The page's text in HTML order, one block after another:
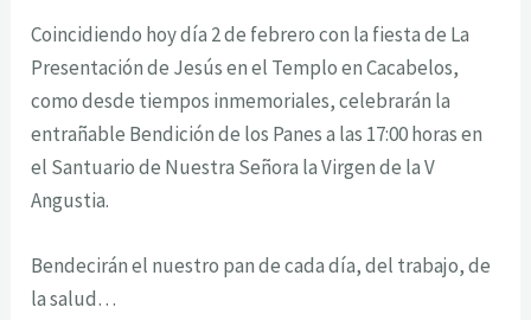
Coincidiendo hoy día 2 de febrero con la fiesta de La
Presentación de Jesús en el Templo en Cacabelos,
como desde tiempos inmemoriales, celebrarán la
entrañable Bendición de los Panes a las 17:00 horas en
el Santuario de Nuestra Señora la Virgen de la V
Angustia.
Bendecirán el nuestro pan de cada día, del trabajo, de
la salud…